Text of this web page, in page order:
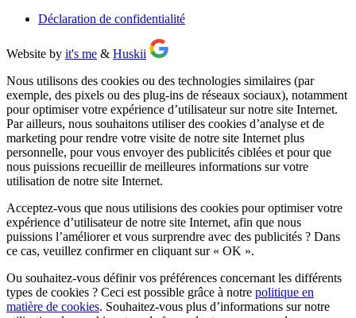
Déclaration de confidentialité
Website by it's me & Huskii
Nous utilisons des cookies ou des technologies similaires (par
exemple, des pixels ou des plug-ins de réseaux sociaux), notamment
pour optimiser votre expérience d’utilisateur sur notre site Internet.
Par ailleurs, nous souhaitons utiliser des cookies d’analyse et de
marketing pour rendre votre visite de notre site Internet plus
personnelle, pour vous envoyer des publicités ciblées et pour que
nous puissions recueillir de meilleures informations sur votre
utilisation de notre site Internet.
Acceptez-vous que nous utilisions des cookies pour optimiser votre
expérience d’utilisateur de notre site Internet, afin que nous
puissions l’améliorer et vous surprendre avec des publicités ? Dans
ce cas, veuillez confirmer en cliquant sur « OK ».
Ou souhaitez-vous définir vos préférences concernant les différents
types de cookies ? Ceci est possible grâce à notre politique en
matière de cookies. Souhaitez-vous plus d’informations sur notre